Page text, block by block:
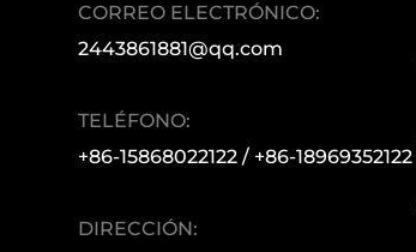
CORREO ELECTRÓNICO:
2443861881@qq.com
TELÉFONO:
+86-15868022122 / +86-18969352122
DIRECCIÓN: